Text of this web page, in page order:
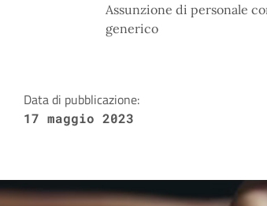
Assunzione di personale
generico
Data di pubblicazione:
17 maggio 2023